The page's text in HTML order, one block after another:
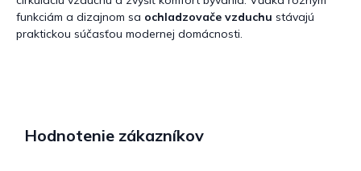
funkciám a dizajnom sa ochladzovače vzduchu stávajú
praktickou súčasťou modernej domácnosti.
Hodnotenie zákazníkov